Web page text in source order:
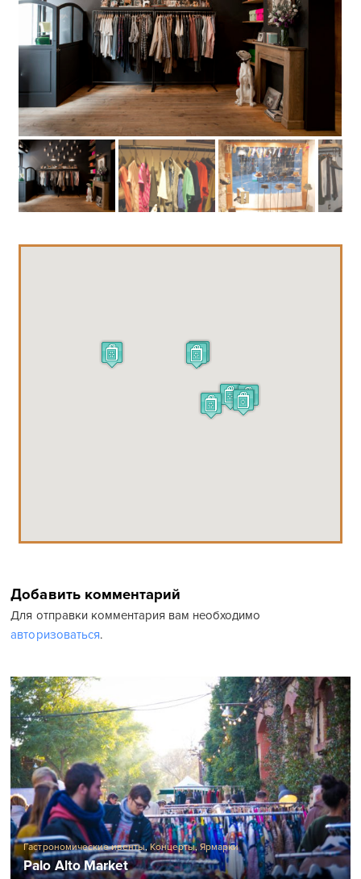
Добавить комментарий
Для отправки комментария вам необходимо
авторизоваться.
Гастрономические ивенты,Концерты,Ярмарки
Palo Alto Market